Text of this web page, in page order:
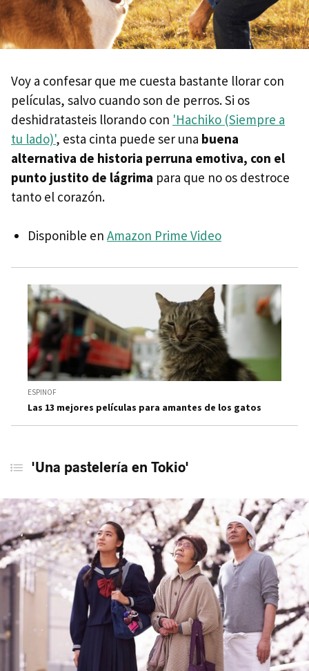
Voy a confesar que me cuesta bastante llorar con
películas, salvo cuando son de perros. Si os
deshidratasteis llorando con 'Hachiko (Siempre a
tu lado)', esta cinta puede ser una buena
alternativa de historia perruna emotiva, con el
punto justito de lágrima para que no os destroce
tanto el corazón.
Disponible en Amazon Prime Video
ESPINOF
Las 13 mejores películas para amantes de los gatos
'Una pastelería en Tokio'